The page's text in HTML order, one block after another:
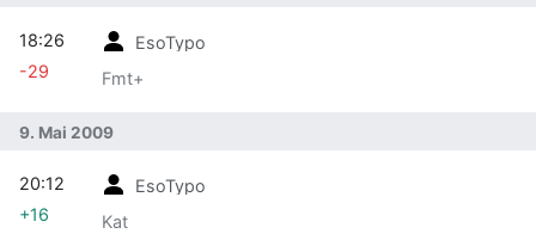
EsoTypo
Fmt+
18:26
-29
9. Mai 2009
EsoTypo
Kat
20:12
+16